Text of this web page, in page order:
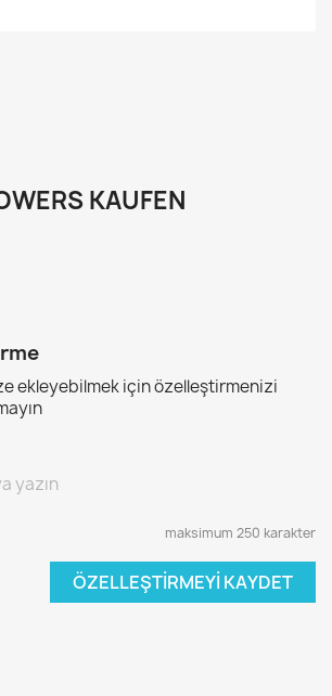
KAUFEN
ekleyebilmek için özelleştirmenizi
maksimum 250 karakter
ÖZELLEŞTIRMEYI KAYDET